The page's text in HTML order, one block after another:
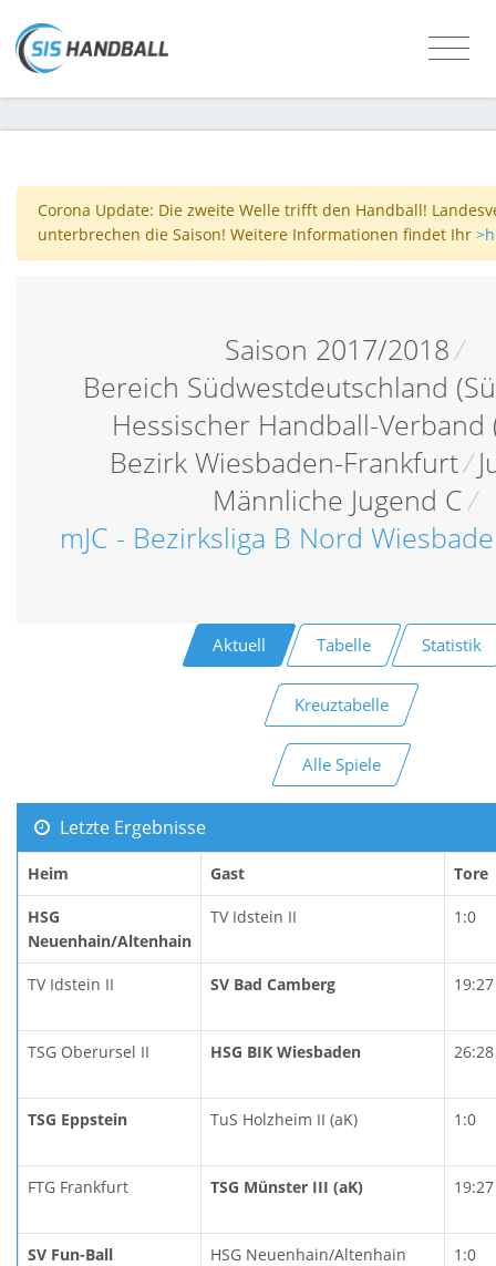
Corona Update: Die zweite Welle trifft den Handball!
unterbrechen die Saison! Weitere Informationen findet Ihr
Saison 2017/2018/
Bereich Südwestdeutschland
Hessischer Handball-Verband
Bezirk Wiesbaden-Frankfurt/
Männliche Jugend C/
mJC - Bezirksliga B Nord
Aktuell Tabelle Statistik
Kreuztabelle
Alle Spiele
Letzte Ergebnisse
Heim Gast Tore
HSG
Neuenhain/Altenhain
TV Idstein II 1:0
TV Idstein II SV Bad Camberg 19:27
TSG Oberursel II HSG BIK Wiesbaden 26:28
TSG Eppstein TuS Holzheim II (aK) 1:0
FTG Frankfurt TSG Münster III (aK) 19:27
SV Fun-Ball
HSG Neuenhain/Altenhain 1:0